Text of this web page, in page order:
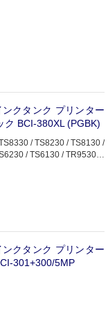
クタンク プリンター
ク BCI-380XL (PGBK)
/ TS8230 / TS8130 /
/ TS6130 / TR9530a
/ TR7530 / TR703
クタンク プリンター
301+300/5MP